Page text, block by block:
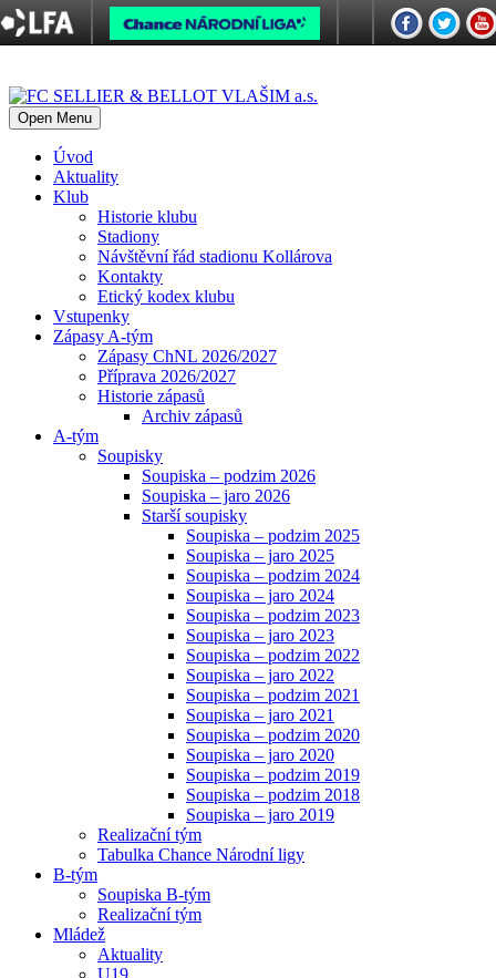
Open Menu
Úvod
Aktuality
Klub
Historie klubu
Stadiony
Návštěvní řád stadionu Kollárova
Kontakty
Etický kodex klubu
Vstupenky
Zápasy A-tým
Zápasy ChNL 2026/2027
Příprava 2026/2027
Historie zápasů
Archiv zápasů
A-tým
Soupisky
Soupiska – podzim 2026
Soupiska – jaro 2026
Starší soupisky
Soupiska – podzim 2025
Soupiska – jaro 2025
Soupiska – podzim 2024
Soupiska – jaro 2024
Soupiska – podzim 2023
Soupiska – jaro 2023
Soupiska – podzim 2022
Soupiska – jaro 2022
Soupiska – podzim 2021
Soupiska – jaro 2021
Soupiska – podzim 2020
Soupiska – jaro 2020
Soupiska – podzim 2019
Soupiska – podzim 2018
Soupiska – jaro 2019
Realizační tým
Tabulka Chance Národní ligy
B-tým
Soupiska B-tým
Realizační tým
Mládež
Aktuality
U19